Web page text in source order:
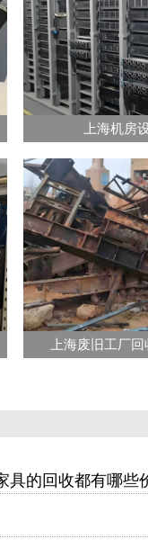
上海机房
上海废旧工厂
具的回收都有哪些